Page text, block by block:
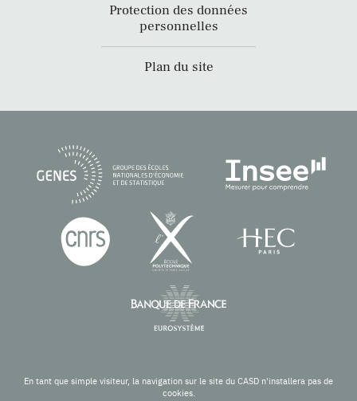
Protection des données
personnelles
Plan du site
En tant que simple visiteur, la navigation sur le site du CASD n'installera pas de
cookies.